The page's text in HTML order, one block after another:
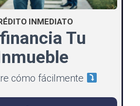
INMEDIATO
Tu
cómo fácilmente